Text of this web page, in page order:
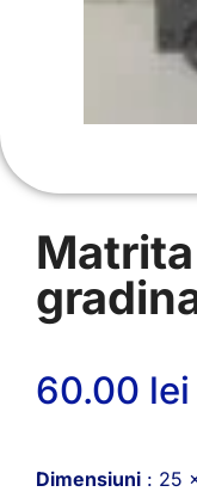
60.00 lei
Dimensiuni : 25